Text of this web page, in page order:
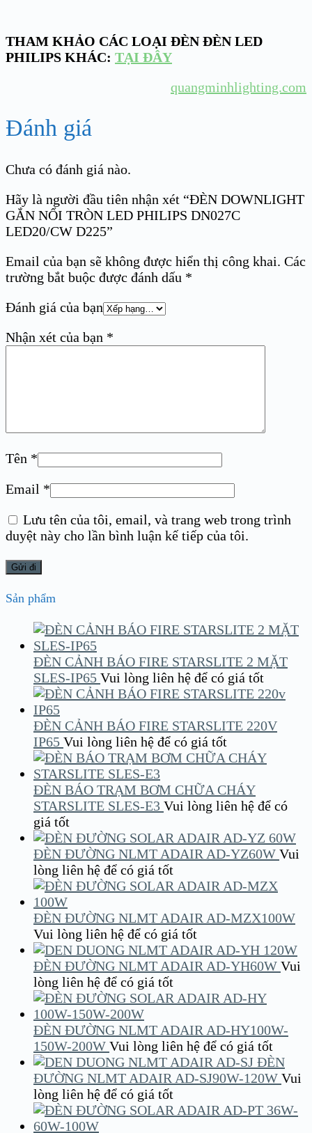
THAM KHẢO CÁC LOẠI ĐÈN ĐÈN LED
PHILIPS KHÁC: TẠI ĐÂY
quangminhlighting.com
Đánh giá
Chưa có đánh giá nào.
Hãy là người đầu tiên nhận xét “ĐÈN DOWNLIGHT
GẮN NỔI TRÒN LED PHILIPS DN027C
LED20/CW D225”
Email của bạn sẽ không được hiển thị công khai. Các
trường bắt buộc được đánh dấu *
Đánh giá của bạn
Nhận xét của bạn *
Tên *
Email *
Lưu tên của tôi, email, và trang web trong trình
duyệt này cho lần bình luận kế tiếp của tôi.
Sản phẩm
ĐÈN CẢNH BÁO FIRE STARSLITE 2 MẶT
SLES-IP65 Vui lòng liên hệ để có giá tốt
ĐÈN CẢNH BÁO FIRE STARSLITE 220V
IP65 Vui lòng liên hệ để có giá tốt
ĐÈN BÁO TRẠM BƠM CHỮA CHÁY
STARSLITE SLES-E3 Vui lòng liên hệ để có
giá tốt
ĐÈN ĐƯỜNG NLMT ADAIR AD-YZ60W Vui
lòng liên hệ để có giá tốt
ĐÈN ĐƯỜNG NLMT ADAIR AD-MZX100W
Vui lòng liên hệ để có giá tốt
ĐÈN ĐƯỜNG NLMT ADAIR AD-YH60W Vui
lòng liên hệ để có giá tốt
ĐÈN ĐƯỜNG NLMT ADAIR AD-HY100W-
150W-200W Vui lòng liên hệ để có giá tốt
ĐÈN
ĐƯỜNG NLMT ADAIR AD-SJ90W-120W Vui
lòng liên hệ để có giá tốt